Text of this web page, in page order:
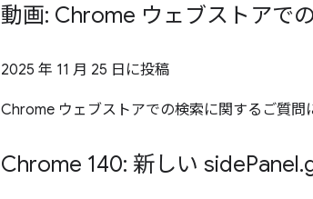
動画: Chrome ウェブストアで
2025 年 11 月 25 日 に投稿
Chrome ウェブストアでの検索に関するご質問
Chrome 140: 新しい sidePanel.